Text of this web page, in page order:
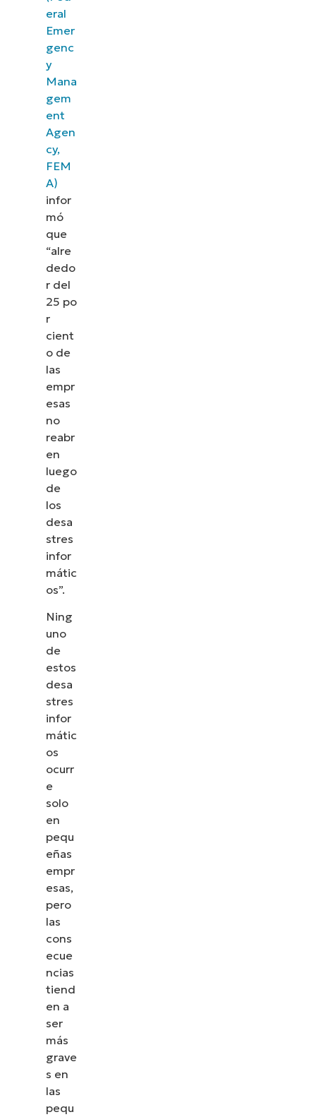
eral
Emer
genc
y
Mana
gem
ent
Agen
cy,
FEM
A)
infor
mó
que
“alre
dedo
r del
25 po
r
cient
o de
las
empr
esas
no
reabr
en
luego
de
los
desa
stres
infor
mátic
os”.
Ning
uno
de
estos
desa
stres
infor
mátic
os
ocurr
e
solo
en
pequ
eñas
empr
esas,
pero
las
cons
ecue
ncias
tiend
en a
ser
más
grave
s en
las
pequ
cómo NinjaOne simplifica tareas de TI como la
gestión de endpoints, el parcheo, el MDM, la
gestión de tickets y mucho más.